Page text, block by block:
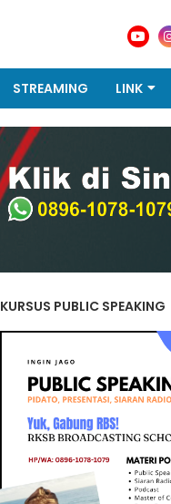
STREAMING LINK
KURSUS PUBLIC SPEAKING